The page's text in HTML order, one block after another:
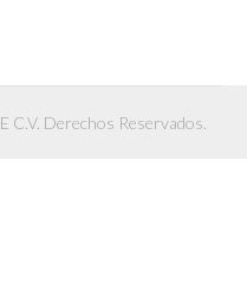
Derechos Reservados.